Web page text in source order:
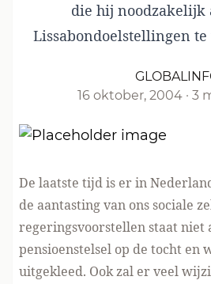
die hij noodzakelijk
Lissabondoelstellingen
16 oktober, 2004 · 3
De laatste tijd is er in
de aantasting van ons sociale
regeringsvoorstellen staat niet
pensioenstelsel op de tocht en
uitgekleed. Ook zal er veel